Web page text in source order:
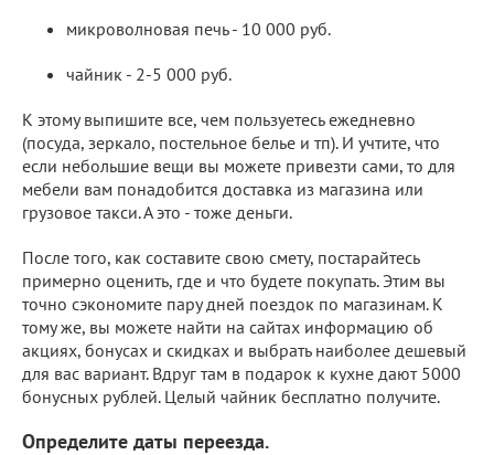
микроволновая печь - 10 000 руб.
чайник - 2-5 000 руб.
К этому выпишите все, чем пользуетесь ежедневно
(посуда, зеркало, постельное белье и тп). И учтите, что
если небольшие вещи вы можете привезти сами, то для
мебели вам понадобится доставка из магазина или
грузовое такси. А это - тоже деньги.
После того, как составите свою смету, постарайтесь
примерно оценить, где и что будете покупать. Этим вы
точно сэкономите пару дней поездок по магазинам. К
тому же, вы можете найти на сайтах информацию об
акциях, бонусах и скидках и выбрать наиболее дешевый
для вас вариант. Вдруг там в подарок к кухне дают 5000
бонусных рублей. Целый чайник бесплатно получите.
Определите даты переезда.